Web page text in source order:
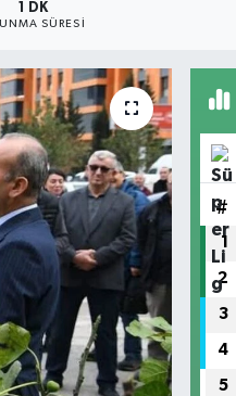
1 DK
SÜRESI
#
1
2
3
4
5